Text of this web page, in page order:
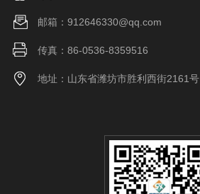
邮箱：912646330@qq.com
传真：86-0536-8359516
地址：山东省潍坊市胜利西街2161号